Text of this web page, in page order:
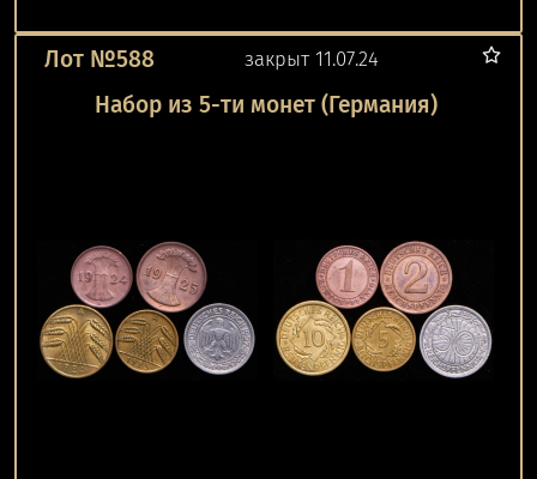
Лот №588 закрыт 11.07.24
Набор из 5-ти монет (Германия)